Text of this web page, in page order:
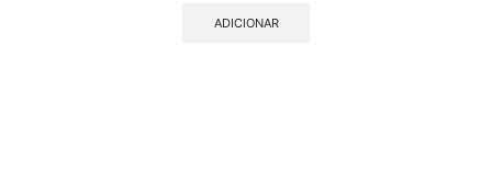
ADICIONAR